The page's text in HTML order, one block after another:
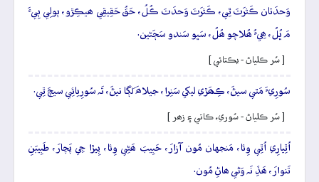
وَحدَتان ڪَثرَتَ ٿِي، ڪَثرَتَ وَحدَتَ ڪُلُ، حَقُ حَقِيقِي ھيڪِڙو، ٻولِي ٻِيءَ
مَ ڀُلُ، ھِيءُ ھُلاچو ھُلُ، سَڀو سَندو سَڄَڻين.
[ سُر ڪلياڻ - يڪتائي ]
سُورِيءَ مَٿي سيڻَ، ڪِھَڙي ليکي سَنِرا، جيلاھَ لَڳا نيڻَ، تَہ سُورِيائِي سيڄَ ٿِي.
[ سُر ڪلياڻ - سُوري، ڪاتي ۽ زھر ]
اُٿِيارِي اُٿِي وِئا، مَنجهان مُون آزارَ، حَبِيبَ ھَڻِي وِئا، پِيڙا جِي پَچارَ، طَبِيبَنِ
تَنوارَ، ھَڏِ نَہ وَڻي ھاڻِ مُون.